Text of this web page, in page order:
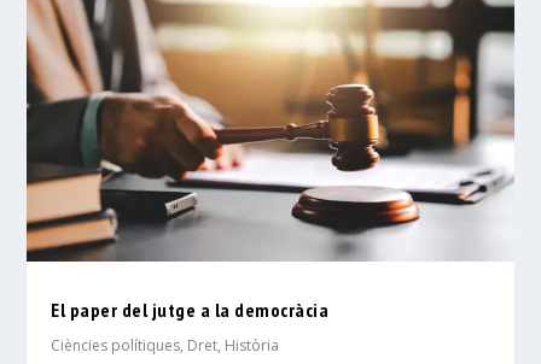
El paper del jutge a la democràcia
Ciències polítiques, Dret, Història